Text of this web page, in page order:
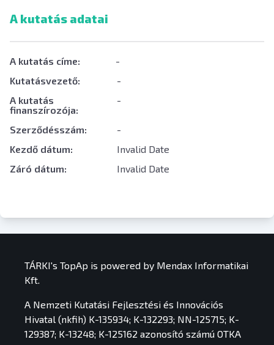
A kutatás adatai
A kutatás címe:
-
Kutatásvezető:
-
A kutatás
finanszírozója:
-
Szerződésszám:
-
Kezdő dátum:
Invalid Date
Záró dátum:
Invalid Date
TÁRKI's TopAp is powered by Mendax Informatikai
Kft.
A Nemzeti Kutatási Fejlesztési és Innovációs
Hivatal (nkfih) K-135934; K-132293; NN-125715; K-
129387; K-13248; K-125162 azonosító számú OTKA